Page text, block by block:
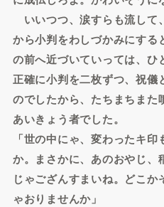
いいつつ、涙すらも流して
から小判をわしづかみにす
の前へ近づいていっては、ひ
正確に小判を二枚ずつ、祝儀
のでしたから、たちまちま
あいきょう者でした。
「世の中にゃ、変わったキ
か。まさかに、あのおやじ
じゃござんすまいね。どこ
ゃおりませんか」